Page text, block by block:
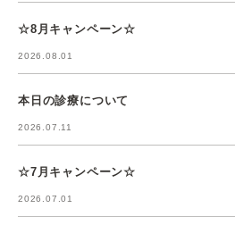
☆8月キャンペーン☆
2026.08.01
本日の診療について
2026.07.11
☆7月キャンペーン☆
2026.07.01